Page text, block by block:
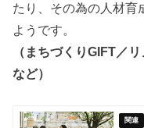
たり、その為の人材育
ようです。
（まちづくりGIFT／
など）